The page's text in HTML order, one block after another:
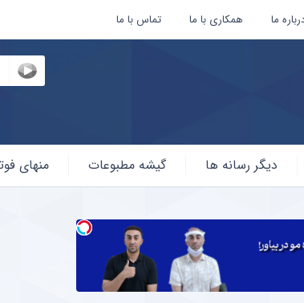
ما همکاری با ما تماس با ما
دیگر رسانه ها گیشه مطبوعات منهای